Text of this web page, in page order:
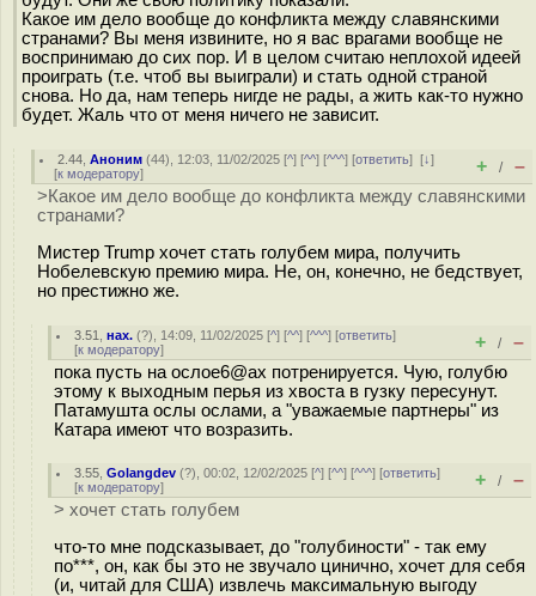
Какое им дело вообще до конфликта между славянскими
странами? Вы меня извините, но я вас врагами вообще не
воспринимаю до сих пор. И в целом считаю неплохой идеей
проиграть (т.е. чтоб вы выиграли) и стать одной страной
снова. Но да, нам теперь нигде не рады, а жить как-то нужно
будет. Жаль что от меня ничего не зависит.
2.44 ,Аноним (44), 12:03, 11/02/2025 [^] [^^] [^^^] [ответить][↓]
[к модератору] + / –
>Какое им дело вообще до конфликта между славянскими
странами?
Мистер Trump хочет стать голубем мира, получить
Нобелевскую премию мира. Не, он, конечно, не бедствует,
но престижно же.
3.51 ,нах. (?), 14:09, 11/02/2025 [^] [^^] [^^^] [ответить]
[к модератору] + / –
пока пусть на ослое6@ах потренируется. Чую, голубю
этому к выходным перья из хвоста в гузку пересунут.
Патамушта ослы ослами, а "уважаемые партнеры" из
Катара имеют что возразить.
3.55 ,Golangdev (?), 00:02, 12/02/2025 [^] [^^] [^^^] [ответить]
[к модератору] + / –
> хочет стать голубем
что-то мне подсказывает, до "голубиности" - так ему
по***, он, как бы это не звучало цинично, хочет для себя
(и, читай для США) извлечь максимальную выгоду